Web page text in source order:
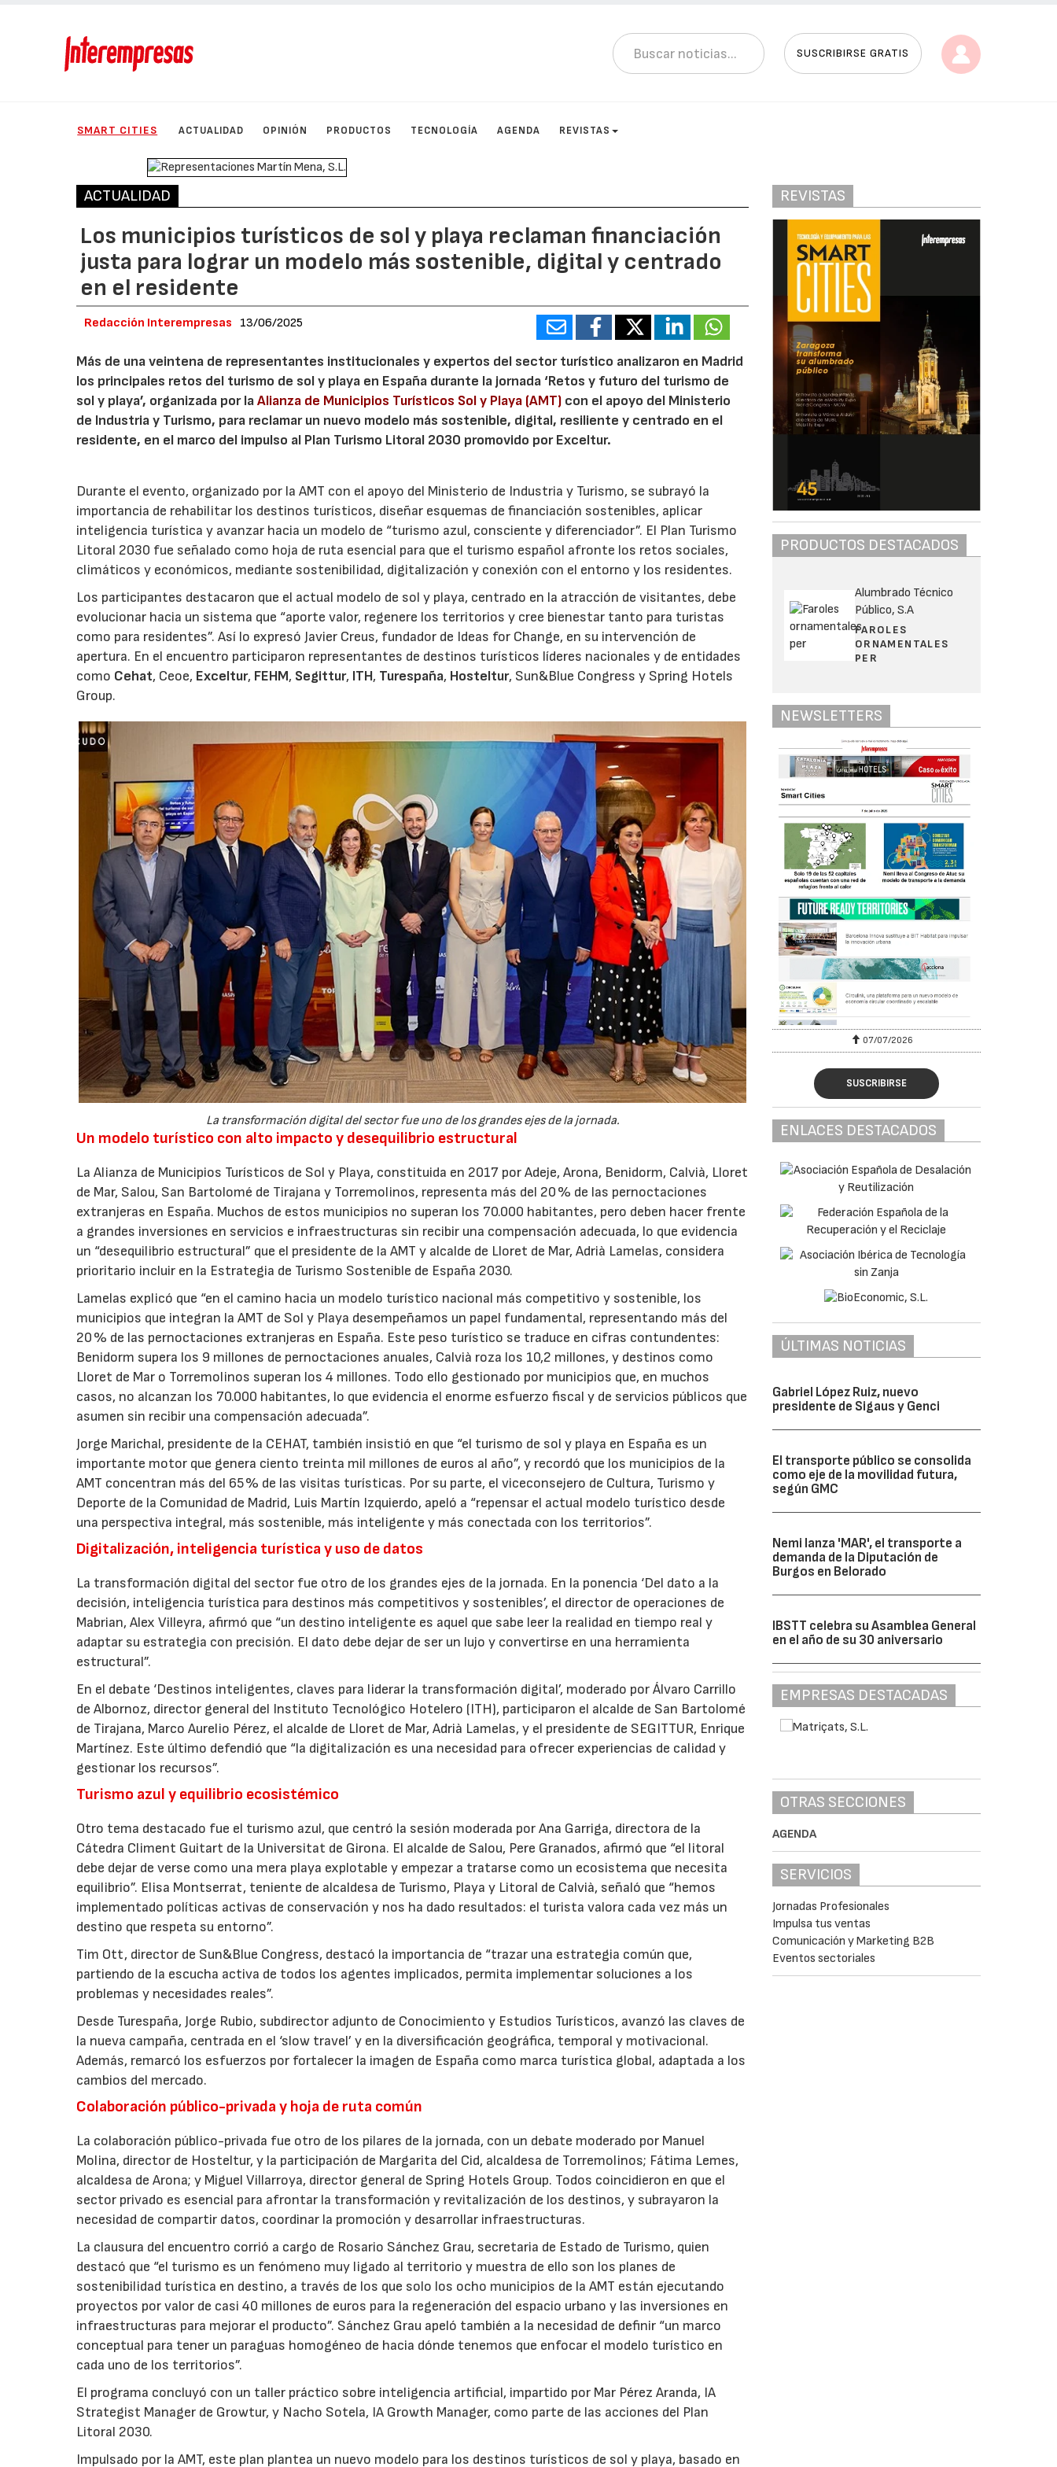
SUSCRIBIRSE GRATIS
SMART CITIES ACTUALIDAD OPINIÓN PRODUCTOS TECNOLOGÍA AGENDA REVISTAS
ACTUALIDAD
Los municipios turísticos de sol y playa reclaman financiación
justa para lograr un modelo más sostenible, digital y centrado
en el residente
Redacción Interempresas 13/06/2025
Más de una veintena de representantes institucionales y expertos del sector turístico analizaron en Madrid
los principales retos del turismo de sol y playa en España durante la jornada ‘Retos y futuro del turismo de
sol y playa’, organizada por laAlianza de Municipios Turísticos Sol y Playa (AMT) con el apoyo del Ministerio
de Industria y Turismo, para reclamar un nuevo modelo más sostenible, digital, resiliente y centrado en el
residente, en el marco del impulso al Plan Turismo Litoral 2030 promovido por Exceltur.
Durante el evento, organizado por la AMT con el apoyo del Ministerio de Industria y Turismo, se subrayó la
importancia de rehabilitar los destinos turísticos, diseñar esquemas de financiación sostenibles, aplicar
inteligencia turística y avanzar hacia un modelo de “turismo azul, consciente y diferenciador”. El Plan Turismo
Litoral 2030 fue señalado como hoja de ruta esencial para que el turismo español afronte los retos sociales,
climáticos y económicos, mediante sostenibilidad, digitalización y conexión con el entorno y los residentes.
Los participantes destacaron que el actual modelo de sol y playa, centrado en la atracción de visitantes, debe
evolucionar hacia un sistema que “aporte valor, regenere los territorios y cree bienestar tanto para turistas
como para residentes”. Así lo expresó Javier Creus, fundador de Ideas for Change, en su intervención de
apertura. En el encuentro participaron representantes de destinos turísticos líderes nacionales y de entidades
como Cehat, Ceoe, Exceltur, FEHM, Segittur, ITH, Turespaña, Hosteltur, Sun&Blue Congress y Spring Hotels
Group.
La transformación digital del sector fue uno de los grandes ejes de la jornada.
Un modelo turístico con alto impacto y desequilibrio estructural
La Alianza de Municipios Turísticos de Sol y Playa, constituida en 2017 por Adeje, Arona, Benidorm, Calvià, Lloret
de Mar, Salou, San Bartolomé de Tirajana y Torremolinos, representa más del 20 % de las pernoctaciones
extranjeras en España. Muchos de estos municipios no superan los 70.000 habitantes, pero deben hacer frente
a grandes inversiones en servicios e infraestructuras sin recibir una compensación adecuada, lo que evidencia
un “desequilibrio estructural” que el presidente de la AMT y alcalde de Lloret de Mar, Adrià Lamelas, considera
prioritario incluir en la Estrategia de Turismo Sostenible de España 2030.
Lamelas explicó que “en el camino hacia un modelo turístico nacional más competitivo y sostenible, los
municipios que integran la AMT de Sol y Playa desempeñamos un papel fundamental, representando más del
20 % de las pernoctaciones extranjeras en España. Este peso turístico se traduce en cifras contundentes:
Benidorm supera los 9 millones de pernoctaciones anuales, Calvià roza los 10,2 millones, y destinos como
Lloret de Mar o Torremolinos superan los 4 millones. Todo ello gestionado por municipios que, en muchos
casos, no alcanzan los 70.000 habitantes, lo que evidencia el enorme esfuerzo fiscal y de servicios públicos que
asumen sin recibir una compensación adecuada”.
Jorge Marichal, presidente de la CEHAT, también insistió en que “el turismo de sol y playa en España es un
importante motor que genera ciento treinta mil millones de euros al año”, y recordó que los municipios de la
AMT concentran más del 65 % de las visitas turísticas. Por su parte, el viceconsejero de Cultura, Turismo y
Deporte de la Comunidad de Madrid, Luis Martín Izquierdo, apeló a “repensar el actual modelo turístico desde
una perspectiva integral, más sostenible, más inteligente y más conectada con los territorios”.
Digitalización, inteligencia turística y uso de datos
La transformación digital del sector fue otro de los grandes ejes de la jornada. En la ponencia ‘Del dato a la
decisión, inteligencia turística para destinos más competitivos y sostenibles’, el director de operaciones de
Mabrian, Alex Villeyra, afirmó que “un destino inteligente es aquel que sabe leer la realidad en tiempo real y
adaptar su estrategia con precisión. El dato debe dejar de ser un lujo y convertirse en una herramienta
estructural”.
En el debate ‘Destinos inteligentes, claves para liderar la transformación digital’, moderado por Álvaro Carrillo
de Albornoz, director general del Instituto Tecnológico Hotelero (ITH), participaron el alcalde de San Bartolomé
de Tirajana, Marco Aurelio Pérez, el alcalde de Lloret de Mar, Adrià Lamelas, y el presidente de SEGITTUR, Enrique
Martínez. Este último defendió que “la digitalización es una necesidad para ofrecer experiencias de calidad y
gestionar los recursos”.
Turismo azul y equilibrio ecosistémico
Otro tema destacado fue el turismo azul, que centró la sesión moderada por Ana Garriga, directora de la
Cátedra Climent Guitart de la Universitat de Girona. El alcalde de Salou, Pere Granados, afirmó que “el litoral
debe dejar de verse como una mera playa explotable y empezar a tratarse como un ecosistema que necesita
equilibrio”. Elisa Montserrat, teniente de alcaldesa de Turismo, Playa y Litoral de Calvià, señaló que “hemos
implementado políticas activas de conservación y nos ha dado resultados: el turista valora cada vez más un
destino que respeta su entorno”.
Tim Ott, director de Sun&Blue Congress, destacó la importancia de “trazar una estrategia común que,
partiendo de la escucha activa de todos los agentes implicados, permita implementar soluciones a los
problemas y necesidades reales”.
Desde Turespaña, Jorge Rubio, subdirector adjunto de Conocimiento y Estudios Turísticos, avanzó las claves de
la nueva campaña, centrada en el ‘slow travel’ y en la diversificación geográfica, temporal y motivacional.
Además, remarcó los esfuerzos por fortalecer la imagen de España como marca turística global, adaptada a los
cambios del mercado.
Colaboración público-privada y hoja de ruta común
La colaboración público-privada fue otro de los pilares de la jornada, con un debate moderado por Manuel
Molina, director de Hosteltur, y la participación de Margarita del Cid, alcaldesa de Torremolinos; Fátima Lemes,
alcaldesa de Arona; y Miguel Villarroya, director general de Spring Hotels Group. Todos coincidieron en que el
sector privado es esencial para afrontar la transformación y revitalización de los destinos, y subrayaron la
necesidad de compartir datos, coordinar la promoción y desarrollar infraestructuras.
La clausura del encuentro corrió a cargo de Rosario Sánchez Grau, secretaria de Estado de Turismo, quien
destacó que “el turismo es un fenómeno muy ligado al territorio y muestra de ello son los planes de
sostenibilidad turística en destino, a través de los que solo los ocho municipios de la AMT están ejecutando
proyectos por valor de casi 40 millones de euros para la regeneración del espacio urbano y las inversiones en
infraestructuras para mejorar el producto”. Sánchez Grau apeló también a la necesidad de definir “un marco
conceptual para tener un paraguas homogéneo de hacia dónde tenemos que enfocar el modelo turístico en
cada uno de los territorios”.
El programa concluyó con un taller práctico sobre inteligencia artificial, impartido por Mar Pérez Aranda, IA
Strategist Manager de Growtur, y Nacho Sotela, IA Growth Manager, como parte de las acciones del Plan
Litoral 2030.
Impulsado por la AMT, este plan plantea un nuevo modelo para los destinos turísticos de sol y playa, basado en
REVISTAS
PRODUCTOS DESTACADOS
Alumbrado Técnico
Público, S.A
FAROLES
ORNAMENTALES
PER
NEWSLETTERS
07/07/2026 21/07/2026 07/07/2026
SUSCRIBIRSE
ENLACES DESTACADOS
ÚLTIMAS NOTICIAS
Gabriel López Ruiz, nuevo
presidente de Sigaus y Genci
El transporte público se consolida
como eje de la movilidad futura,
según GMC
Nemi lanza 'MAR', el transporte a
demanda de la Diputación de
Burgos en Belorado
IBSTT celebra su Asamblea General
en el año de su 30 aniversario
EMPRESAS DESTACADAS
OTRAS SECCIONES
AGENDA
SERVICIOS
Jornadas Profesionales
Impulsa tus ventas
Comunicación y Marketing B2B
Eventos sectoriales